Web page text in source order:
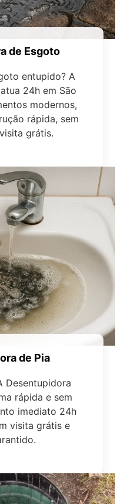
de Esgoto
entupido? A
24h em São
modernos,
rápida, sem
grátis.
de Pia
Desentupidora
rápida e sem
imediato 24h
visita grátis e